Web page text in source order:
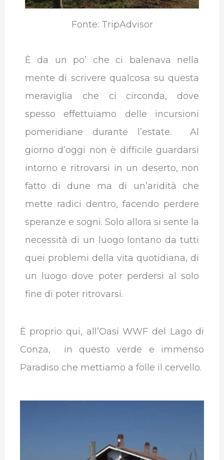
Fonte: TripAdvisor
È da un po’ che ci balenava nella
mente di scrivere qualcosa su questa
meraviglia che ci circonda, dove
spesso effettuiamo delle incursioni
pomeridiane durante l’estate. Al
giorno d’oggi non è difficile guardarsi
intorno e ritrovarsi in un deserto, non
fatto di dune ma di un’aridità che
mette radici dentro, facendo perdere
speranze e sogni. Solo allora si sente la
necessità di un luogo lontano da tutti
quei problemi della vita quotidiana, di
un luogo dove poter perdersi al solo
fine di poter ritrovarsi.
È proprio qui, all’Oasi WWF del Lago di
Conza, in questo verde e immenso
Paradiso che mettiamo a folle il cervello.